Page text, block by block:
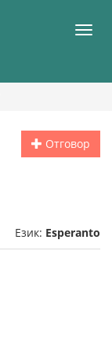
Отговор
Език: Esperanto